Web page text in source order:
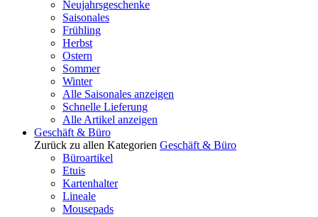
Neujahrsgeschenke
Saisonales
Frühling
Herbst
Ostern
Sommer
Winter
Alle Saisonales anzeigen
Schnelle Lieferung
Alle Artikel anzeigen
Geschäft & Büro
Zurück zu allen Kategorien Geschäft & Büro
Büroartikel
Etuis
Kartenhalter
Lineale
Mousepads